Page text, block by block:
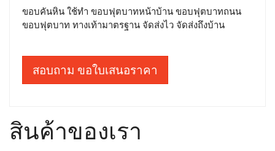
ขอบคันหิน ใช้ทำ ขอบฟุตบาทหน้าบ้าน ขอบฟุตบาทถนน
ขอบฟุตบาท ทางเท้ามาตรฐาน จัดส่งไว จัดส่งถึงบ้าน
สอบถาม ขอใบเสนอราคา
สินค้าของเรา